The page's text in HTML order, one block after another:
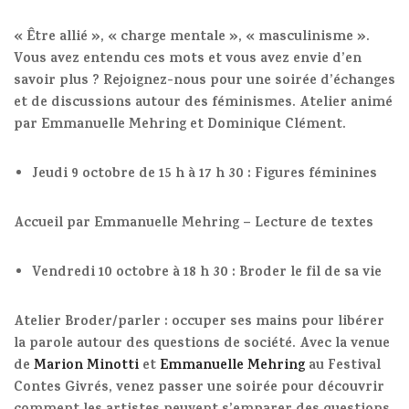
« Être allié », « charge mentale », « masculinisme ».
Vous avez entendu ces mots et vous avez envie d’en
savoir plus ? Rejoignez-nous pour une soirée d’échanges
et de discussions autour des féminismes. Atelier animé
par Emmanuelle Mehring et Dominique Clément.
Jeudi 9 octobre de 15 h à 17 h 30 : Figures féminines
Accueil par Emmanuelle Mehring – Lecture de textes
Vendredi 10 octobre à 18 h 30 : Broder le fil de sa vie
Atelier Broder/parler : occuper ses mains pour libérer
la parole autour des questions de société. Avec la venue
de Marion Minotti et Emmanuelle Mehring au Festival
Contes Givrés, venez passer une soirée pour découvrir